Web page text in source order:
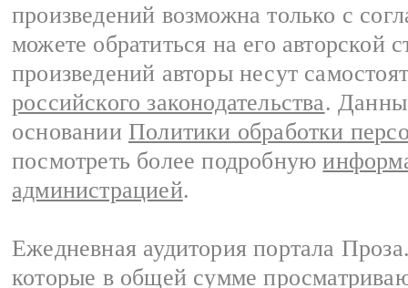
произведений возможна только с
можете обратиться на его авторской
произведений авторы несут
российского законодательства.
основании Политики обработки
посмотреть более подробную
администрацией.
Ежедневная аудитория портала
которые в общей сумме